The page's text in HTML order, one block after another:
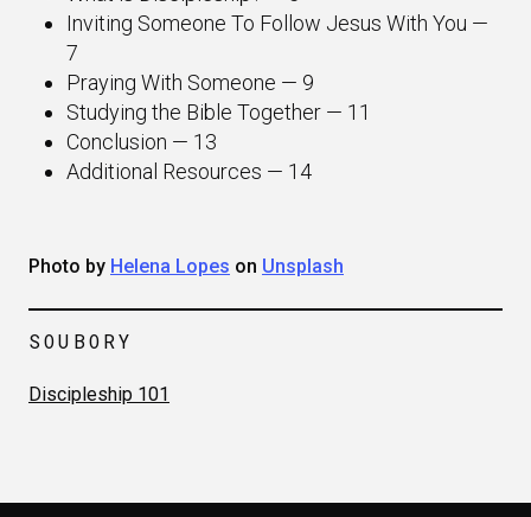
Inviting Someone To Follow Jesus With You —
7
Praying With Someone — 9
Studying the Bible Together — 11
Conclusion — 13
Additional Resources — 14
Photo by Helena Lopes on Unsplash
SOUBORY
Discipleship 101